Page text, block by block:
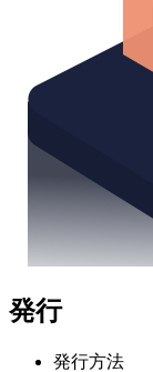
発行
発行方法